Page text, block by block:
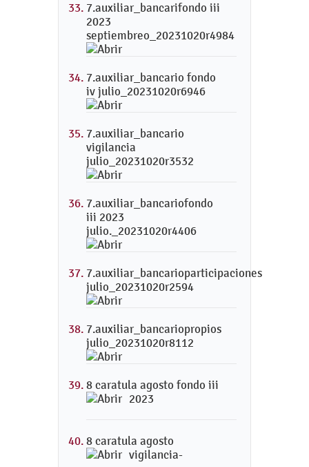
7.auxiliar_bancarifondo iii
2023
septiembreo_20231020r4984
7.auxiliar_bancario fondo
iv julio_20231020r6946
7.auxiliar_bancario
vigilancia
julio_20231020r3532
7.auxiliar_bancariofondo
iii 2023
julio._20231020r4406
7.auxiliar_bancarioparticipaciones
julio_20231020r2594
7.auxiliar_bancariopropios
julio_20231020r8112
8 caratula agosto fondo iii
2023
8 caratula agosto
vigilancia-